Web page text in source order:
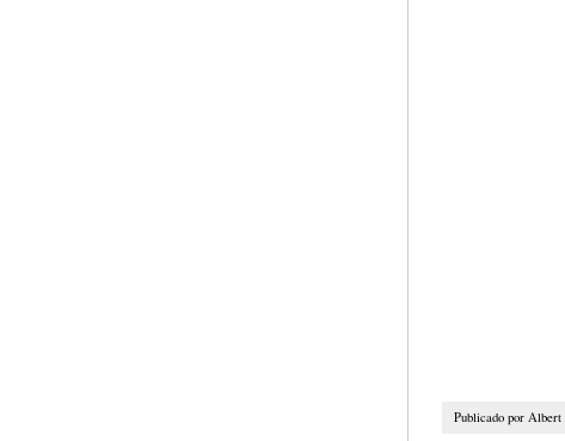
Publicado por Albert